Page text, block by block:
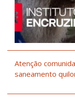
Atenção
saneamento